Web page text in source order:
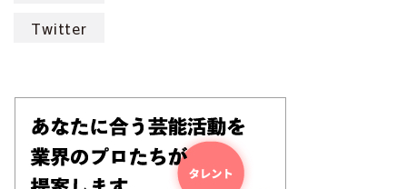
Twitter